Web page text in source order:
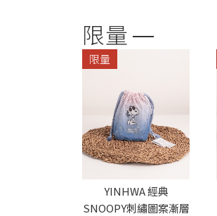
限量
限量
YINHWA 經典
SNOOPY刺繡圖案漸層